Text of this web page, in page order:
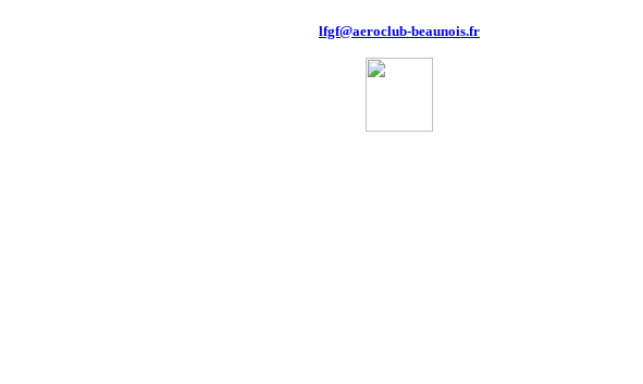
lfgf@aeroclub-beaunois.fr